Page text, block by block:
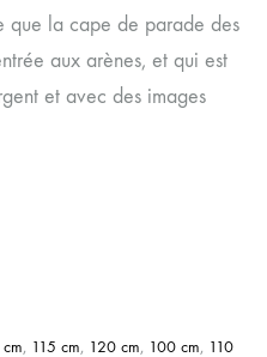
que la cape de parade des
aux arènes, et qui est
et avec des images
, 115 cm, 120 cm, 100 cm, 110